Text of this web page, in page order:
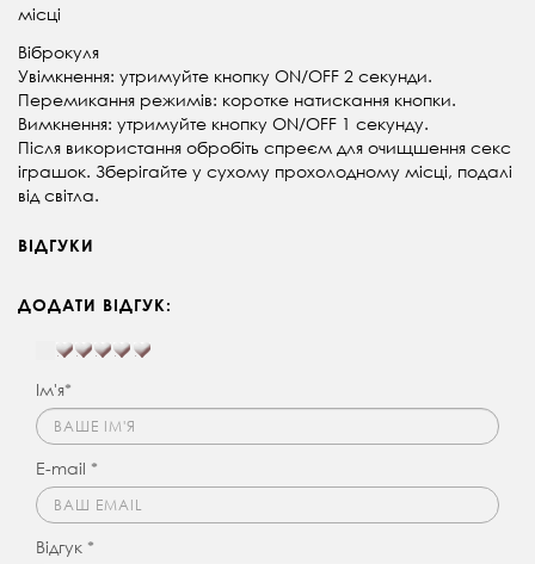
місці
Віброкуля
Увімкнення: утримуйте кнопку ON/OFF 2 секунди.
Перемикання режимів: коротке натискання кнопки.
Вимкнення: утримуйте кнопку ON/OFF 1 секунду.
Після використання обробіть спреєм для очищшення секс
іграшок. Зберігайте у сухому прохолодному місці, подалі
від світла.
ВІДГУКИ
ДОДАТИ ВІДГУК:
Ім'я*
E-mail *
Відгук *